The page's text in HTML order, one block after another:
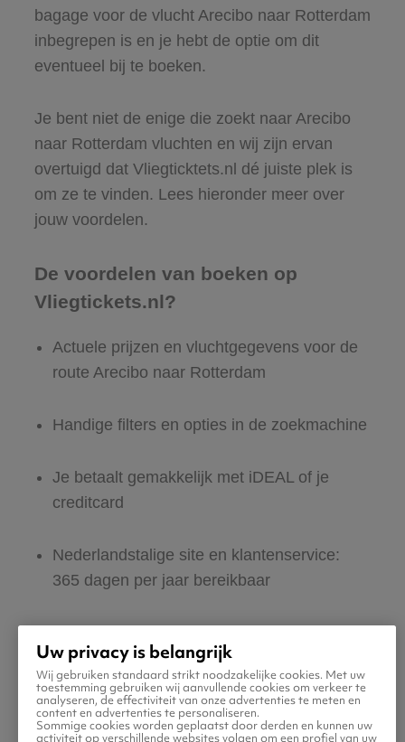
bagage voor de vlucht Arecibo naar Rotterdam
inbegrepen is en je hebt de optie om dit
eventueel bij te boeken.
Je bent niet de enige die zoekt naar Arecibo
naar Rotterdam vluchten en wij zijn ervan
overtuigd dat Vliegticktets.nl dé juiste plek is
om ze te vinden. Lees hieronder meer over
jouw voordelen.
De voordelen van boeken op
Vliegtickets.nl?
Actuele prijzen en vluchtgegevens voor de
route Arecibo naar Rotterdam
Handige filters en opties in de zoekmachine
Je betaalt gemakkelijk met iDEAL of je
creditcard
Nederlandstalige site en klantenservice:
365 dagen per jaar bereikbaar
Boek ook direct een hotel of huurauto voor
in Rotterdam
Uw privacy is belangrijk
Wij gebruiken standaard strikt noodzakelijke cookies. Met uw
toestemming gebruiken wij aanvullende cookies om verkeer te
analyseren, de effectiviteit van onze advertenties te meten en
content en advertenties te personaliseren.
Sommige cookies worden geplaatst door derden en kunnen uw
activiteit op verschillende websites volgen om een profiel van uw